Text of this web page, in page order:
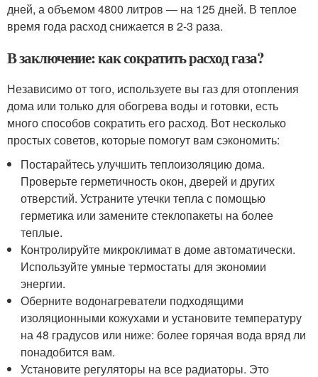
дней, а объемом 4800 литров — на 125 дней. В теплое
время года расход снижается в 2-3 раза.
В заключение: как сократить расход газа?
Независимо от того, используете вы газ для отопления
дома или только для обогрева воды и готовки, есть
много способов сократить его расход. Вот несколько
простых советов, которые помогут вам сэкономить:
Постарайтесь улучшить теплоизоляцию дома.
Проверьте герметичность окон, дверей и других
отверстий. Устраните утечки тепла с помощью
герметика или замените стеклопакеты на более
теплые.
Контролируйте микроклимат в доме автоматически.
Используйте умные термостаты для экономии
энергии.
Оберните водонагреватели подходящими
изоляционными кожухами и установите температуру
на 48 градусов или ниже: более горячая вода вряд ли
понадобится вам.
Установите регуляторы на все радиаторы. Это